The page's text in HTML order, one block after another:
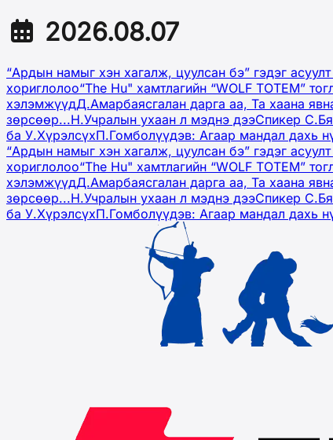
2026.08.07
“Ардын намыг хэн хагалж, цуулсан бэ” гэдэг
хориглолоо“The Hu" хамтлагийн “WOLF TOTEM”
хэлэмжүүдД.Амарбаясгалан дарга аа, Та хаана
зөрсөөр...Н.Учралын ухаан л мэднэ дээСпикер
ба У.ХүрэлсүхП.Гомболүүдэв: Агаар мандал дахь
“Ардын намыг хэн хагалж, цуулсан бэ” гэдэг
хориглолоо“The Hu" хамтлагийн “WOLF TOTEM”
хэлэмжүүдД.Амарбаясгалан дарга аа, Та хаана
зөрсөөр...Н.Учралын ухаан л мэднэ дээСпикер
ба У.ХүрэлсүхП.Гомболүүдэв: Агаар мандал дахь